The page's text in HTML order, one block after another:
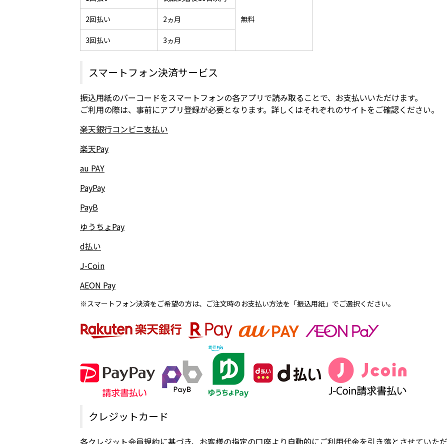
2回払い 2ヵ月 無料
3回払い 3ヵ月
スマートフォン決済サービス
振込用紙のバーコードをスマートフォンの各アプリで読み取ることで、お支払いいただけます。
ご利用の際は、事前にアプリ登録が必要となります。詳しくはそれぞれのサイトをご確認ください。
楽天銀行コンビニ支払い
楽天Pay
au PAY
PayPay
PayB
ゆうちょPay
d払い
J-Coin
AEON Pay
※スマートフォン決済をご希望の方は、ご注文時のお支払い方法を「振込用紙」でご選択ください。
クレジットカード